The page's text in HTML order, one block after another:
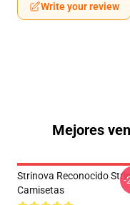
Write your review
Mejores
Strinova Reconocido
Camisetas
-